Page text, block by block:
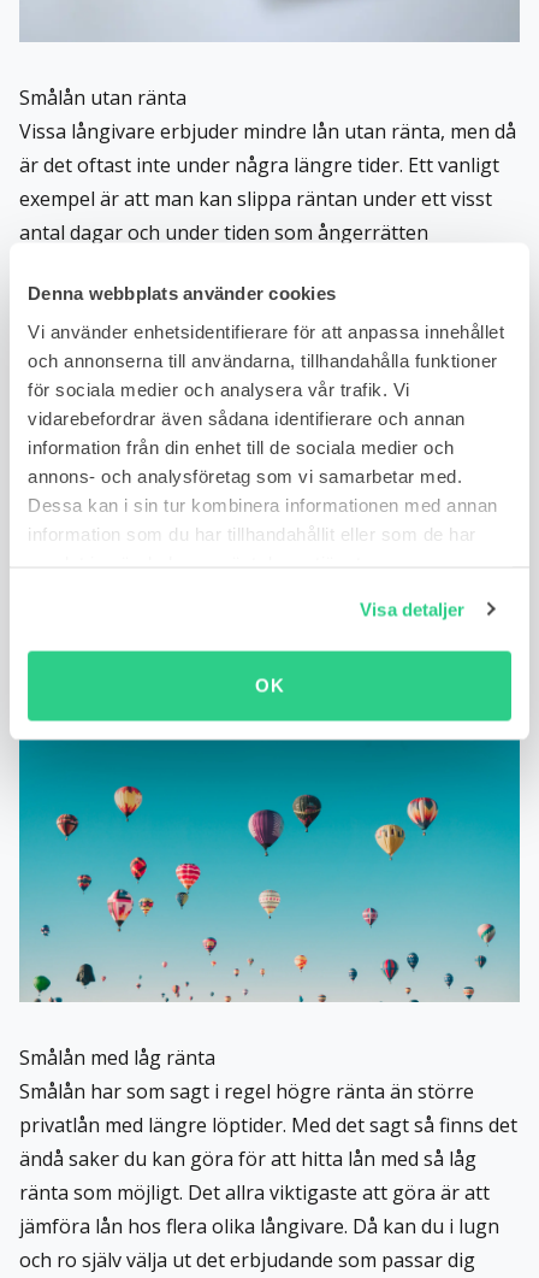
Denna webbplats använder cookies
Vi använder enhetsidentifierare för att anpassa innehållet
och annonserna till användarna, tillhandahålla funktioner
för sociala medier och analysera vår trafik. Vi
vidarebefordrar även sådana identifierare och annan
information från din enhet till de sociala medier och
annons- och analysföretag som vi samarbetar med.
Dessa kan i sin tur kombinera informationen med annan
information som du har tillhandahållit eller som de har
Visa detaljer
OK
Smålån utan ränta
Vissa långivare erbjuder mindre lån utan ränta, men då
är det oftast inte under några längre tider. Ett vanligt
exempel är att man kan slippa räntan under ett visst
antal dagar och under tiden som ångerrätten
olika långivare så kolla alltid upp vad som gäller i ditt
fall.
Det finns även banker som erbjuder räntefria smålån i
syfte att nå ut till nya kunder. Tänk på att alltid läsa
villkoren noggrant och att jämföra räntor mellan olika
långivare. Den effektiva ränta är ett bra verktyg för att
jämföra den totala kostnaden för lånet eftersom den
även räknar med eventuella avgifter.
Smålån med låg ränta
Smålån har som sagt i regel högre ränta än större
privatlån med längre löptider. Med det sagt så finns det
ändå saker du kan göra för att hitta lån med så låg
ränta som möjligt. Det allra viktigaste att göra är att
jämföra lån hos flera olika långivare. Då kan du i lugn
och ro själv välja ut det erbjudande som passar dig